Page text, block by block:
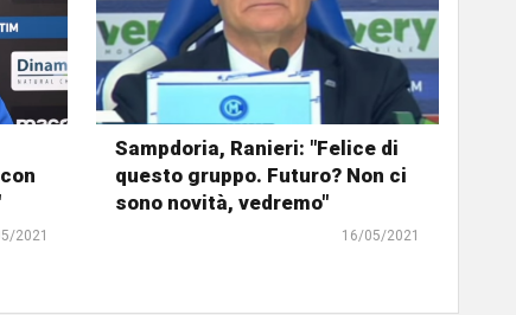
2021
Sampdoria, Ranieri: "Felice di
questo gruppo. Futuro? Non ci
sono novità, vedremo"
16/05/2021